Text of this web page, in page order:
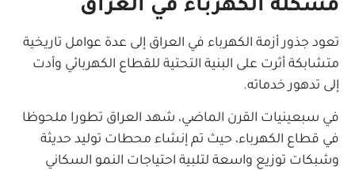
مشكلة الكهرباء في العراق
تعود جذور أزمة الكهرباء في العراق إلى عدة عوامل تاريخية
متشابكة أثرت على البنية التحتية للقطاع الكهربائي وأدت
إلى تدهور خدماته.
في سبعينيات القرن الماضي، شهد العراق تطورا ملحوظا
في قطاع الكهرباء، حيث تم إنشاء محطات توليد حديثة
وشبكات توزيع واسعة لتلبية احتياجات النمو السكاني